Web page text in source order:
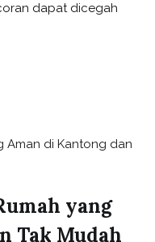
dapat dicegah
yang
Tak Mudah